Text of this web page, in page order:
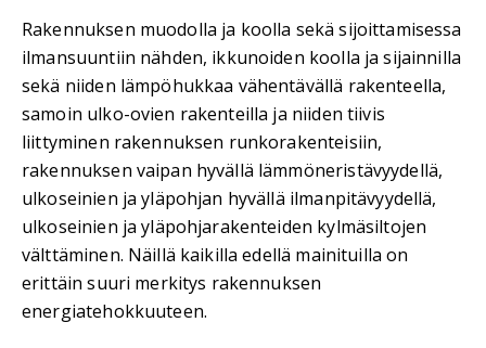
Rakennuksen muodolla ja koolla sekä sijoittamisessa
ilmansuuntiin nähden, ikkunoiden koolla ja sijainnilla
sekä niiden lämpöhukkaa vähentävällä rakenteella,
samoin ulko-ovien rakenteilla ja niiden tiivis
liittyminen rakennuksen runkorakenteisiin,
rakennuksen vaipan hyvällä lämmöneristävyydellä,
ulkoseinien ja yläpohjan hyvällä ilmanpitävyydellä,
ulkoseinien ja yläpohjarakenteiden kylmäsiltojen
välttäminen. Näillä kaikilla edellä mainituilla on
erittäin suuri merkitys rakennuksen
energiatehokkuuteen.